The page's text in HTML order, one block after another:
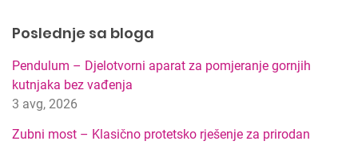
Poslednje sa bloga
Pendulum – Djelotvorni aparat za pomjeranje gornjih
kutnjaka bez vađenja
3 avg, 2026
Zubni most – Klasično protetsko rješenje za prirodan